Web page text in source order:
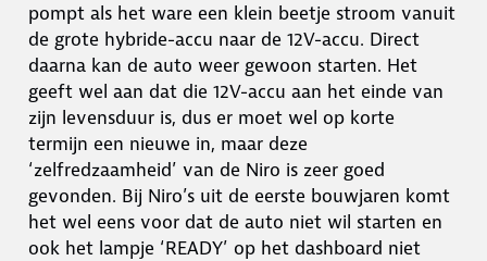
pompt als het ware een klein beetje stroom vanuit
de grote hybride-accu naar de 12V-accu. Direct
daarna kan de auto weer gewoon starten. Het
geeft wel aan dat die 12V-accu aan het einde van
zijn levensduur is, dus er moet wel op korte
termijn een nieuwe in, maar deze
‘zelfredzaamheid’ van de Niro is zeer goed
gevonden. Bij Niro’s uit de eerste bouwjaren komt
het wel eens voor dat de auto niet wil starten en
ook het lampje ‘READY’ op het dashboard niet